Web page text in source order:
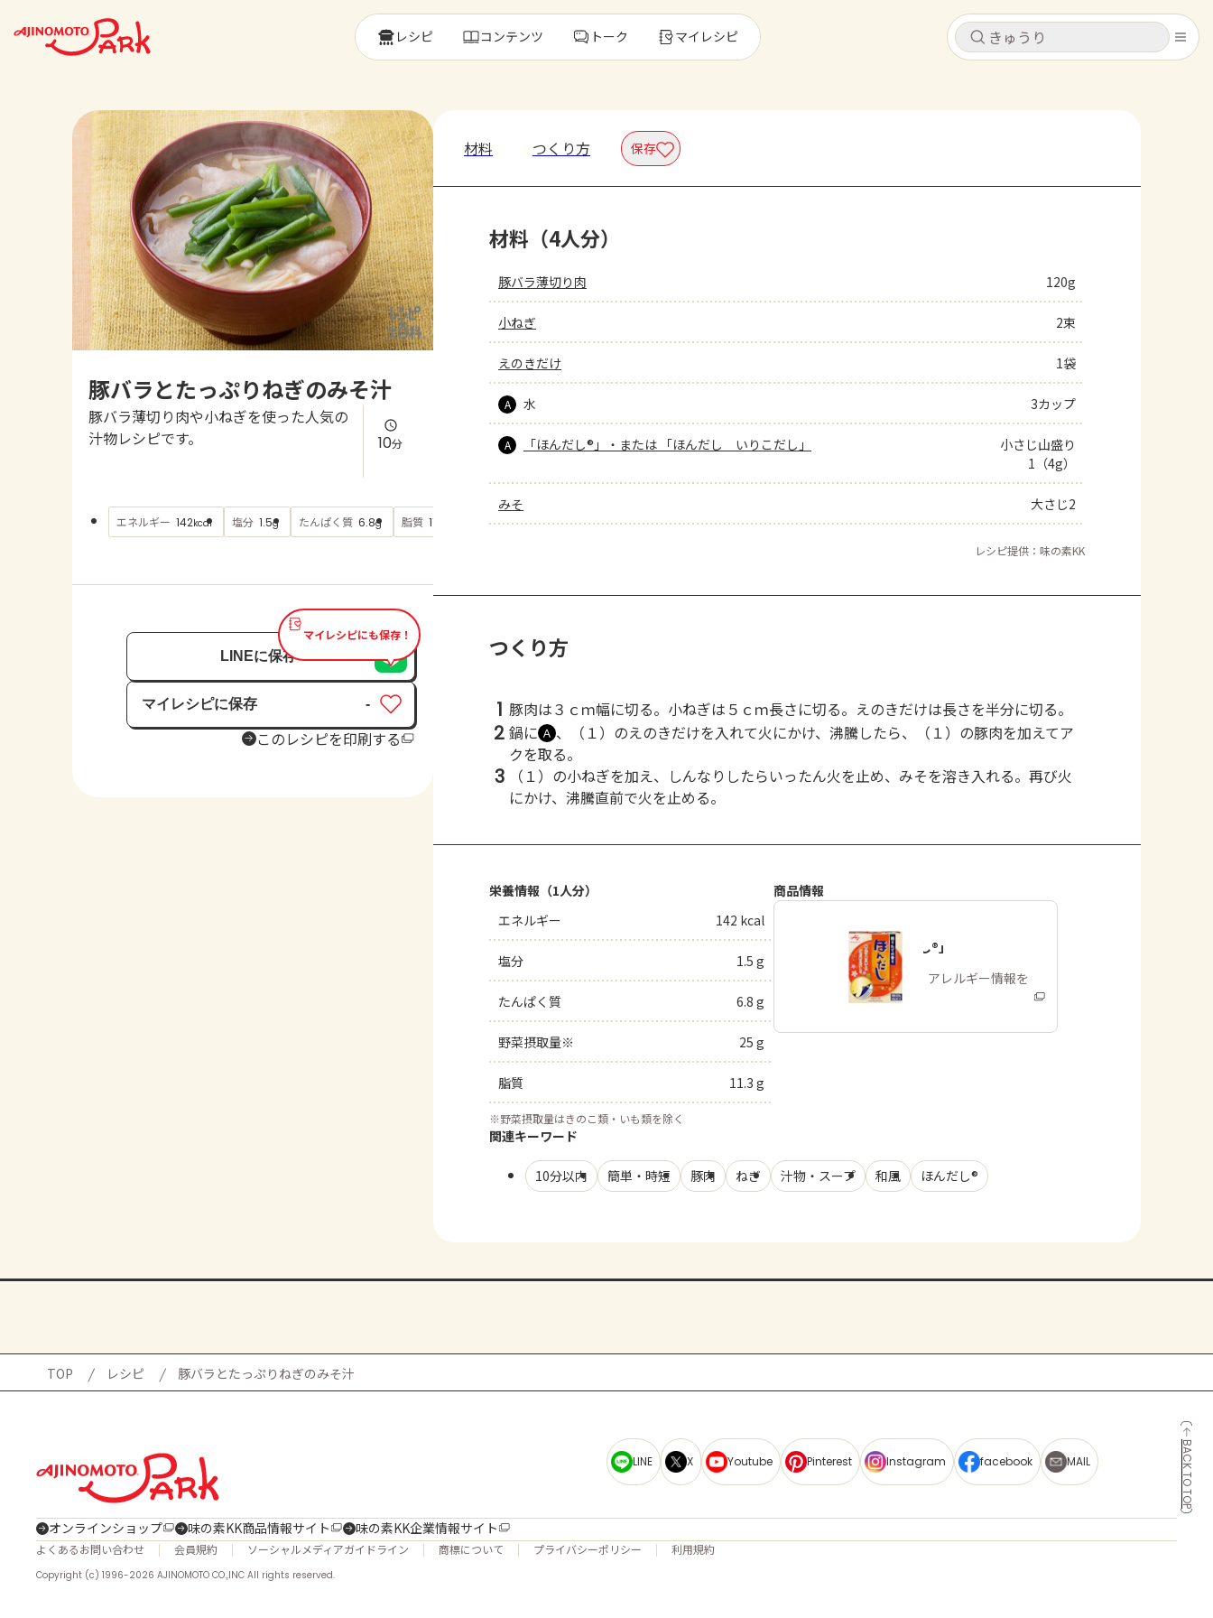
キャンセル
レシピ
トーク
よくあるお問い合わせ
お買い物
キャンセル
レシピ コンテンツ トーク マイレシピ
豚バラとたっぷりねぎのみそ汁
豚バラ薄切り肉や小ねぎを使った人気の
汁物レシピです。
10分
エネルギー 142kcal 塩分 1.5g たんぱく質 6.8g 脂質 11.3 もっと見る
マイレシピにも保存！
LINEに保存
マイレシピに保存
保存済み
-
このレシピを印刷する
材料 つくり方 保存
材料（4人分）
豚バラ薄切り肉 120g
小ねぎ 2束
えのきだけ 1袋
A 水 3カップ
A 「ほんだし®」・または 「ほんだし　いりこだし」
小さじ山盛り
1（4g）
みそ 大さじ2
レシピ提供：味の素KK
つくり方
1 豚肉は３ｃｍ幅に切る。小ねぎは５ｃｍ長さに切る。えのきだけは長さを半分に切る。
2 鍋に Ａ 、（１）のえのきだけを入れて火にかけ、沸騰したら、（１）の豚肉を加えてア
クを取る。
3
（１）の小ねぎを加え、しんなりしたらいったん火を止め、みそを溶き入れる。再び火
にかけ、沸騰直前で火を止める。
栄養情報（1人分）
エネルギー
142 kcal
塩分 1.5 g
たんぱく質 6.8 g
野菜摂取量※ 25 g
脂質 11.3 g
※野菜摂取量はきのこ類・いも類を除く
商品情報
「ほんだし®」
商品・アレルギー情報を
みる
関連キーワード
10分以内 簡単・時短 豚肉 ねぎ 汁物・スープ 和風 ほんだし®
TOP レシピ 豚バラとたっぷりねぎのみそ汁
BACK TO TOP
LINE X Youtube Pinterest Instagram facebook MAIL
オンラインショップ 味の素KK商品情報サイト 味の素KK企業情報サイト
よくあるお問い合わせ 会員規約 ソーシャルメディアガイドライン 商標について プライバシーポリシー 利用規約
Copyright (c) 1996-2026 AJINOMOTO CO.,INC All rights reserved.